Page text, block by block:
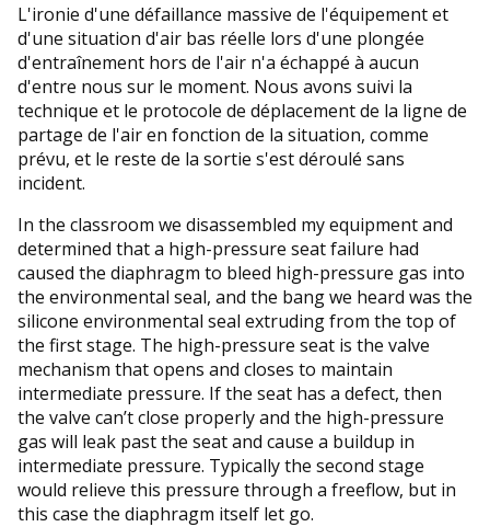
L'ironie d'une défaillance massive de l'équipement et
d'une situation d'air bas réelle lors d'une plongée
d'entraînement hors de l'air n'a échappé à aucun
d'entre nous sur le moment. Nous avons suivi la
technique et le protocole de déplacement de la ligne de
partage de l'air en fonction de la situation, comme
prévu, et le reste de la sortie s'est déroulé sans
incident.
In the classroom we disassembled my equipment and
determined that a high-pressure seat failure had
caused the diaphragm to bleed high-pressure gas into
the environmental seal, and the bang we heard was the
silicone environmental seal extruding from the top of
the first stage. The high-pressure seat is the valve
mechanism that opens and closes to maintain
intermediate pressure. If the seat has a defect, then
the valve can’t close properly and the high-pressure
gas will leak past the seat and cause a buildup in
intermediate pressure. Typically the second stage
would relieve this pressure through a freeflow, but in
this case the diaphragm itself let go.